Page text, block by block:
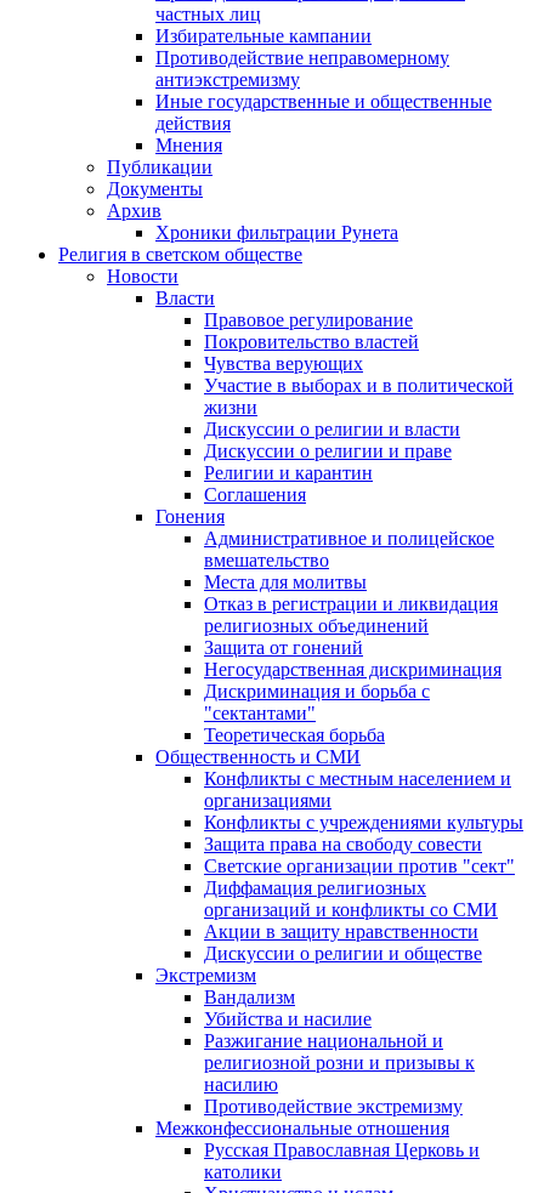
частных лиц
Избирательные кампании
Противодействие неправомерному
антиэкстремизму
Иные государственные и общественные
действия
Мнения
Публикации
Документы
Архив
Хроники фильтрации Рунета
Религия в светском обществе
Новости
Власти
Правовое регулирование
Покровительство властей
Чувства верующих
Участие в выборах и в политической
жизни
Дискуссии о религии и власти
Дискуссии о религии и праве
Религии и карантин
Соглашения
Гонения
Административное и полицейское
вмешательство
Места для молитвы
Отказ в регистрации и ликвидация
религиозных объединений
Защита от гонений
Негосударственная дискриминация
Дискриминация и борьба с
"сектантами"
Теоретическая борьба
Общественность и СМИ
Конфликты с местным населением и
организациями
Конфликты с учреждениями культуры
Защита права на свободу совести
Светские организации против "сект"
Диффамация религиозных
организаций и конфликты со СМИ
Акции в защиту нравственности
Дискуссии о религии и обществе
Экстремизм
Вандализм
Убийства и насилие
Разжигание национальной и
религиозной розни и призывы к
насилию
Противодействие экстремизму
Межконфессиональные отношения
Русская Православная Церковь и
католики